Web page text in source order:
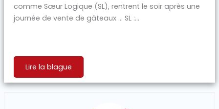
comme Sœur Logique (SL), rentrent le soir après une
journée de vente de gâteaux … SL :...
Lire la blague